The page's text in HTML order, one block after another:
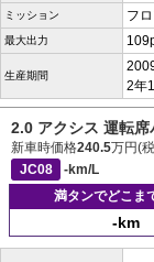
ミッション フ
最大出力
生産期間
2年
2.0 アクシス 運転
新車時価格240.5万円(
JC08
-km/L
満タンでどこま
-km